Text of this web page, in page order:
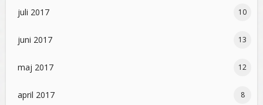
juli 2017 10
juni 2017 13
maj 2017 12
april 2017 8